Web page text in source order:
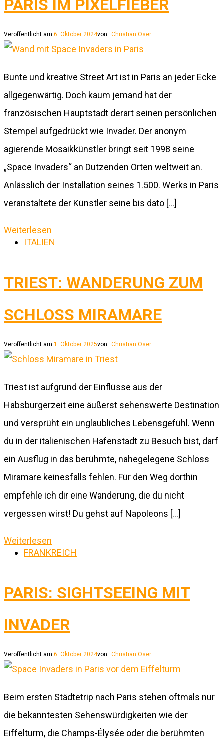
PARIS IM PIXELFIEBER
Veröffentlicht am 6. Oktober 2024von Christian Öser
Bunte und kreative Street Art ist in Paris an jeder Ecke
allgegenwärtig. Doch kaum jemand hat der
französischen Hauptstadt derart seinen persönlichen
Stempel aufgedrückt wie Invader. Der anonym
agierende Mosaikkünstler bringt seit 1998 seine
„Space Invaders“ an Dutzenden Orten weltweit an.
Anlässlich der Installation seines 1.500. Werks in Paris
veranstaltete der Künstler seine bis dato […]
Weiterlesen
ITALIEN
TRIEST: WANDERUNG ZUM
SCHLOSS MIRAMARE
Veröffentlicht am 1. Oktober 2025von Christian Öser
Triest ist aufgrund der Einflüsse aus der
Habsburgerzeit eine äußerst sehenswerte Destination
und versprüht ein unglaubliches Lebensgefühl. Wenn
du in der italienischen Hafenstadt zu Besuch bist, darf
ein Ausflug in das berühmte, nahegelegene Schloss
Miramare keinesfalls fehlen. Für den Weg dorthin
empfehle ich dir eine Wanderung, die du nicht
vergessen wirst! Du gehst auf Napoleons […]
Weiterlesen
FRANKREICH
PARIS: SIGHTSEEING MIT
INVADER
Veröffentlicht am 6. Oktober 2024von Christian Öser
Beim ersten Städtetrip nach Paris stehen oftmals nur
die bekanntesten Sehenswürdigkeiten wie der
Eiffelturm, die Champs-Élysée oder die berühmten